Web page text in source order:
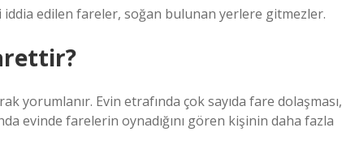
edilen fareler, soğan bulunan yerlere gitmezler.
yorumlanır. Evin etrafında çok sayıda fare dolaşması,
evinde farelerin oynadığını gören kişinin daha fazla